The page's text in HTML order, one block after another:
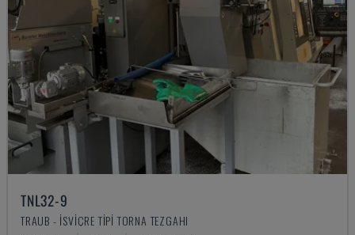
TNL32-9
TRAUB - İSVIÇRE TIPI TORNA TEZGAHI